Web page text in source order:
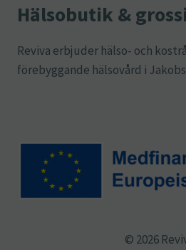
Hälsobutik &
Reviva erbjuder hälso- och
förebyggande hälsovård i
© 2026